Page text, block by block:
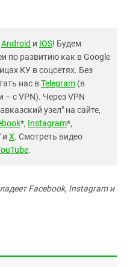
Android и IOS! Будем
по развитию как в Google
КУ в соцсетях. Без
нас вTelegram (в
– с VPN). Через VPN
узел" на сайте,
*, Instagram*,
и X. Смотреть видео
.
Facebook, Instagram и